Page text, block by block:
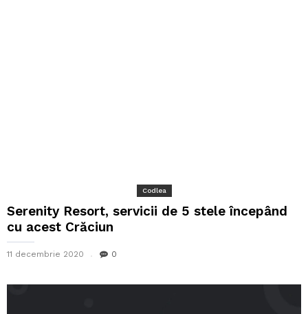
Codlea
Serenity Resort, servicii de 5 stele începând
cu acest Crăciun
11 decembrie 2020 0